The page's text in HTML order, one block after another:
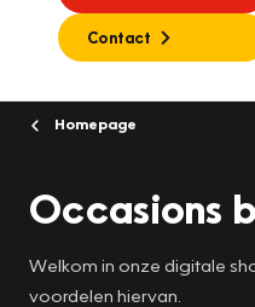
Contact
Homepage
Occasions
Welkom in onze digitale
voordelen hiervan.